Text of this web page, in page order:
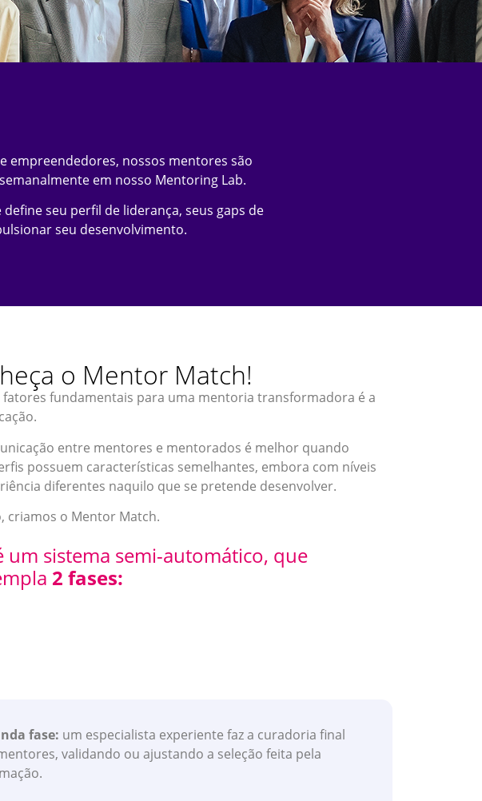
empreendedores, nossos mentores são
em nosso Mentoring Lab.
seu perfil de liderança, seus gaps de
seu desenvolvimento.
o Mentor Match!
fatores fundamentais para uma mentoria transformadora é a
entre mentores e mentorados é melhor quando
possuem características semelhantes, embora com níveis
diferentes naquilo que se pretende desenvolver.
criamos o Mentor Match.
um sistema semi-automático, que
2 fases:
fase: um especialista experiente faz a curadoria final
validando ou ajustando a seleção feita pela